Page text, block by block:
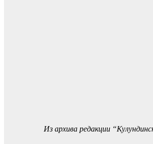
Из архива редакции